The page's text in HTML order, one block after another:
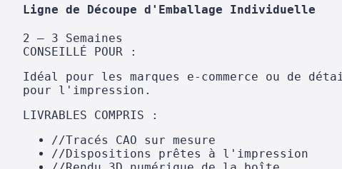
Ligne de Découpe d'Emballage Individuelle
2 – 3 Semaines
CONSEILLÉ POUR :
Idéal pour les marques e-commerce ou de
pour l'impression.
LIVRABLES COMPRIS :
//Tracés CAO sur mesure
//Dispositions prêtes à l'impression